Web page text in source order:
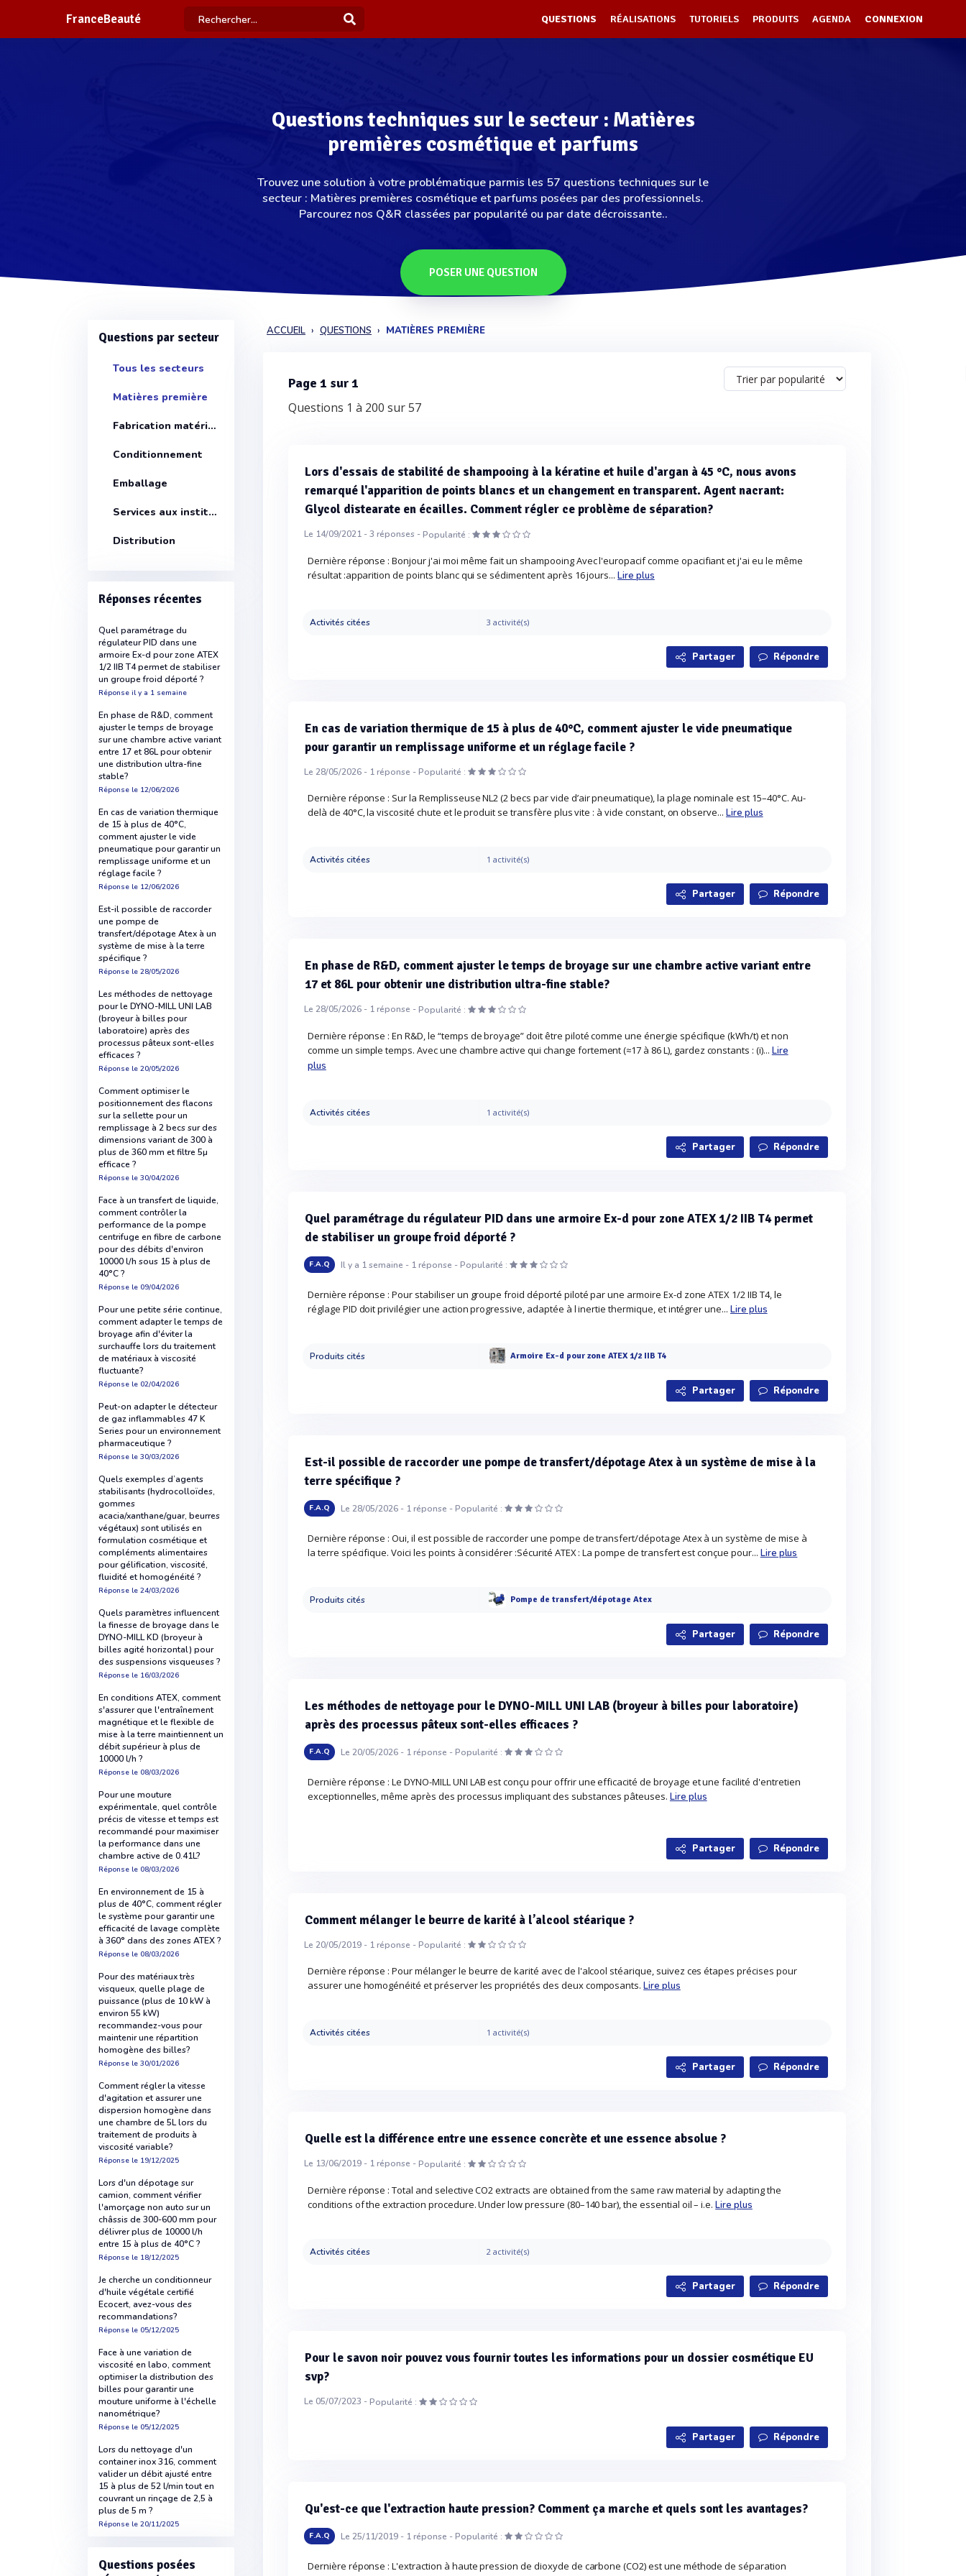
FranceBeauté QUESTIONS RÉALISATIONS TUTORIELS PRODUITS AGENDA CONNEXION
Questions techniques sur le secteur : Matières
premières cosmétique et parfums
Trouvez une solution à votre problématique parmis les 57 questions techniques sur le
secteur : Matières premières cosmétique et parfums posées par des professionnels.
Parcourez nos Q&R classées par popularité ou par date décroissante..
POSER UNE QUESTION
Questions par secteur
Tous les secteurs
Matières première
Fabrication matériels
Conditionnement
Emballage
Services aux instituts
Distribution
Réponses récentes
Quel paramétrage du
régulateur PID dans une
armoire Ex-d pour zone ATEX
1/2 IIB T4 permet de stabiliser
un groupe froid déporté ?
Réponse il y a 1 semaine
En phase de R&D, comment
ajuster le temps de broyage
sur une chambre active variant
entre 17 et 86L pour obtenir
une distribution ultra-fine
stable?
Réponse le 12/06/2026
En cas de variation thermique
de 15 à plus de 40°C,
comment ajuster le vide
pneumatique pour garantir un
remplissage uniforme et un
réglage facile ?
Réponse le 12/06/2026
Est-il possible de raccorder
une pompe de
transfert/dépotage Atex à un
système de mise à la terre
spécifique ?
Réponse le 28/05/2026
Les méthodes de nettoyage
pour le DYNO-MILL UNI LAB
(broyeur à billes pour
laboratoire) après des
processus pâteux sont-elles
efficaces ?
Réponse le 20/05/2026
Comment optimiser le
positionnement des flacons
sur la sellette pour un
remplissage à 2 becs sur des
dimensions variant de 300 à
plus de 360 mm et filtre 5µ
efficace ?
Réponse le 30/04/2026
Face à un transfert de liquide,
comment contrôler la
performance de la pompe
centrifuge en fibre de carbone
pour des débits d'environ
10000 l/h sous 15 à plus de
40°C ?
Réponse le 09/04/2026
Pour une petite série continue,
comment adapter le temps de
broyage afin d'éviter la
surchauffe lors du traitement
de matériaux à viscosité
fluctuante?
Réponse le 02/04/2026
Peut-on adapter le détecteur
de gaz inflammables 47 K
Series pour un environnement
pharmaceutique ?
Réponse le 30/03/2026
Quels exemples d’agents
stabilisants (hydrocolloïdes,
gommes
acacia/xanthane/guar, beurres
végétaux) sont utilisés en
formulation cosmétique et
compléments alimentaires
pour gélification, viscosité,
fluidité et homogénéité ?
Réponse le 24/03/2026
Quels paramètres influencent
la finesse de broyage dans le
DYNO-MILL KD (broyeur à
billes agité horizontal) pour
des suspensions visqueuses ?
Réponse le 16/03/2026
En conditions ATEX, comment
s'assurer que l'entraînement
magnétique et le flexible de
mise à la terre maintiennent un
débit supérieur à plus de
10000 l/h ?
Réponse le 08/03/2026
Pour une mouture
expérimentale, quel contrôle
précis de vitesse et temps est
recommandé pour maximiser
la performance dans une
chambre active de 0.41L?
Réponse le 08/03/2026
En environnement de 15 à
plus de 40°C, comment régler
le système pour garantir une
efficacité de lavage complète
à 360° dans des zones ATEX ?
Réponse le 08/03/2026
Pour des matériaux très
visqueux, quelle plage de
puissance (plus de 10 kW à
environ 55 kW)
recommandez-vous pour
maintenir une répartition
homogène des billes?
Réponse le 30/01/2026
Comment régler la vitesse
d'agitation et assurer une
dispersion homogène dans
une chambre de 5L lors du
traitement de produits à
viscosité variable?
Réponse le 19/12/2025
Lors d'un dépotage sur
camion, comment vérifier
l'amorçage non auto sur un
châssis de 300-600 mm pour
délivrer plus de 10000 l/h
entre 15 à plus de 40°C ?
Réponse le 18/12/2025
Je cherche un conditionneur
d'huile végétale certifié
Ecocert, avez-vous des
recommandations?
Réponse le 05/12/2025
Face à une variation de
viscosité en labo, comment
optimiser la distribution des
billes pour garantir une
mouture uniforme à l'échelle
nanométrique?
Réponse le 05/12/2025
Lors du nettoyage d'un
container inox 316, comment
valider un débit ajusté entre
15 à plus de 52 l/min tout en
couvrant un rinçage de 2,5 à
plus de 5 m ?
Réponse le 20/11/2025
Questions posées
ACCUEIL QUESTIONS MATIÈRES PREMIÈRE
Page 1 sur 1
Questions 1 à 200 sur 57
Lors d'essais de stabilité de shampooing à la kératine et huile d'argan à 45 °C, nous avons
remarqué l'apparition de points blancs et un changement en transparent. Agent nacrant:
Glycol distearate en écailles. Comment régler ce problème de séparation?
Le 14/09/2021 -3 réponses -Popularité :
Dernière réponse : Bonjour j'ai moi même fait un shampooing Avec l'europacif comme opacifiant et j'ai eu le même
résultat :apparition de points blanc qui se sédimentent après 16 jours...Lire plus
Activités citées 3 activité(s)
Partager Répondre
En cas de variation thermique de 15 à plus de 40°C, comment ajuster le vide pneumatique
pour garantir un remplissage uniforme et un réglage facile ?
Le 28/05/2026 - 1réponse -Popularité :
Dernière réponse : Sur la Remplisseuse NL2 (2 becs par vide d’air pneumatique), la plage nominale est 15–40°C. Au-
delà de 40°C, la viscosité chute et le produit se transfère plus vite : à vide constant, on observe... Lire plus
Activités citées 1 activité(s)
Partager Répondre
En phase de R&D, comment ajuster le temps de broyage sur une chambre active variant entre
17 et 86L pour obtenir une distribution ultra-fine stable?
Le 28/05/2026 - 1réponse -Popularité :
Dernière réponse : En R&D, le “temps de broyage” doit être piloté comme une énergie spécifique (kWh/t) et non
comme un simple temps. Avec une chambre active qui change fortement (≈17 à 86 L), gardez constants : (i)... Lire
plus
Activités citées 1 activité(s)
Partager Répondre
Quel paramétrage du régulateur PID dans une armoire Ex-d pour zone ATEX 1/2 IIB T4 permet
de stabiliser un groupe froid déporté ?
F.A.Q Il y a 1 semaine - 1réponse -Popularité :
Dernière réponse : Pour stabiliser un groupe froid déporté piloté par une armoire Ex-d zone ATEX 1/2 IIB T4, le
réglage PID doit privilégier une action progressive, adaptée à l inertie thermique, et intégrer une... Lire plus
Produits cités Armoire Ex-d pour zone ATEX 1/2 IIB T4
Partager Répondre
Est-il possible de raccorder une pompe de transfert/dépotage Atex à un système de mise à la
terre spécifique ?
F.A.Q Le 28/05/2026 - 1réponse -Popularité :
Dernière réponse : Oui, il est possible de raccorder une pompe de transfert/dépotage Atex à un système de mise à
la terre spécifique. Voici les points à considérer :Sécurité ATEX : La pompe de transfert est conçue pour... Lire plus
Produits cités Pompe de transfert/dépotage Atex
Partager Répondre
Les méthodes de nettoyage pour le DYNO-MILL UNI LAB (broyeur à billes pour laboratoire)
après des processus pâteux sont-elles efficaces ?
F.A.Q Le 20/05/2026 - 1réponse -Popularité :
Dernière réponse : Le DYNO-MILL UNI LAB est conçu pour offrir une efficacité de broyage et une facilité d'entretien
exceptionnelles, même après des processus impliquant des substances pâteuses. Lire plus
Partager Répondre
Comment mélanger le beurre de karité à l’alcool stéarique ?
Le 20/05/2019 - 1réponse -Popularité :
Dernière réponse : Pour mélanger le beurre de karité avec de l'alcool stéarique, suivez ces étapes précises pour
assurer une homogénéité et préserver les propriétés des deux composants.Lire plus
Activités citées 1 activité(s)
Partager Répondre
Quelle est la différence entre une essence concrète et une essence absolue ?
Le 13/06/2019 - 1réponse -Popularité :
Dernière réponse : Total and selective CO2 extracts are obtained from the same raw material by adapting the
conditions of the extraction procedure. Under low pressure (80–140 bar), the essential oil – i.e.Lire plus
Activités citées 2 activité(s)
Partager Répondre
Pour le savon noir pouvez vous fournir toutes les informations pour un dossier cosmétique EU
svp?
Le 05/07/2023 -Popularité :
Partager Répondre
Qu'est-ce que l'extraction haute pression? Comment ça marche et quels sont les avantages?
F.A.Q Le 25/11/2019 - 1réponse -Popularité :
Dernière réponse : L'extraction à haute pression de dioxyde de carbone (CO2) est une méthode de séparation